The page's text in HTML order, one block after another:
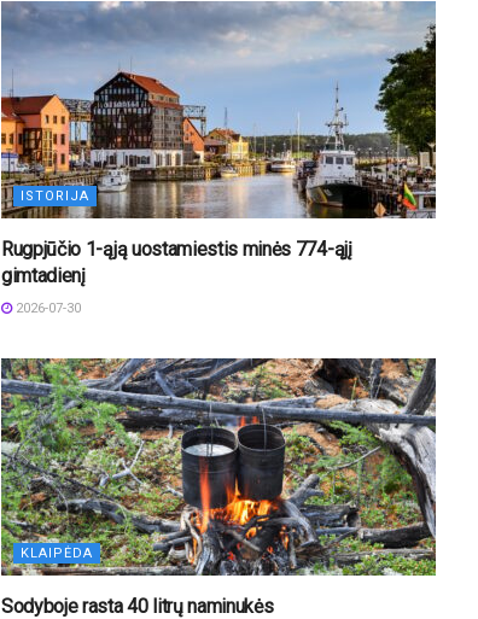
ISTORIJA
Rugpjūčio 1-ąją uostamiestis minės 774-ąjį
gimtadienį
2026-07-30
KLAIPĖDA
Sodyboje rasta 40 litrų naminukės